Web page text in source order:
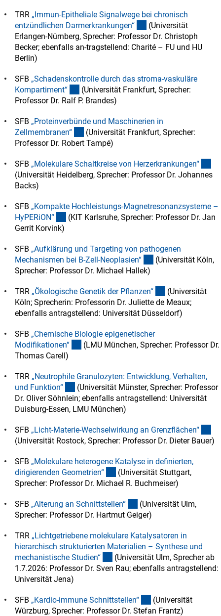
TRR „Immun-Epitheliale Signalwege bei chronisch
entzündlichen Darmerkrankungen“ (externer Link)
(Universität
Erlangen-Nürnberg, Sprecher: Professor Dr. Christoph
Becker; ebenfalls an-tragstellend: Charité – FU und HU
Berlin)
SFB „Schadenskontrolle durch das stroma-vaskuläre
Kompartiment“ (externer Link)
(Universität Frankfurt, Sprecher:
Professor Dr. Ralf P. Brandes)
SFB „Proteinverbünde und Maschinerien in
Zellmembranen“ (externer Link)
(Universität Frankfurt, Sprecher:
Professor Dr. Robert Tampé)
SFB „Molekulare Schaltkreise von Herzerkrankungen“
(Universität Heidelberg, Sprecher: Professor Dr. Johannes
Backs)
SFB „Kompakte Hochleistungs-Magnetresonanzsysteme –
HyPERiON“ (externer Link)
(KIT Karlsruhe, Sprecher: Professor Dr. Jan
Gerrit Korvink)
SFB „Aufklärung und Targeting von pathogenen
Mechanismen bei B-Zell-Neoplasien“ (externer Link)
(Universität Köln,
Sprecher: Professor Dr. Michael Hallek)
TRR „Ökologische Genetik der Pflanzen“ (externer Link)
(Universität
Köln; Sprecherin: Professorin Dr. Juliette de Meaux;
ebenfalls antragstellend: Universität Düsseldorf)
SFB „Chemische Biologie epigenetischer
Modifikationen“ (externer Link)
(LMU München, Sprecher: Professor Dr.
Thomas Carell)
TRR „Neutrophile Granulozyten: Entwicklung, Verhalten,
und Funktion“ (externer Link)
(Universität Münster, Sprecher: Professor
Dr. Oliver Söhnlein; ebenfalls antragstellend: Universität
Duisburg-Essen, LMU München)
SFB „Licht-Materie-Wechselwirkung an Grenzflächen“
(Universität Rostock, Sprecher: Professor Dr. Dieter Bauer)
SFB „Molekulare heterogene Katalyse in definierten,
dirigierenden Geometrien“ (externer Link)
(Universität Stuttgart,
Sprecher: Professor Dr. Michael R. Buchmeiser)
SFB „Alterung an Schnittstellen“ (externer Link)
(Universität Ulm,
Sprecher: Professor Dr. Hartmut Geiger)
TRR „Lichtgetriebene molekulare Katalysatoren in
hierarchisch strukturierten Materialien – Synthese und
mechanistische Studien“ (externer Link)
(Universität Ulm, Sprecher ab
1.7.2026: Professor Dr. Sven Rau; ebenfalls antragstellend:
Universität Jena)
SFB „Kardio-immune Schnittstellen“ (externer Link)
(Universität
Würzburg, Sprecher: Professor Dr. Stefan Frantz)